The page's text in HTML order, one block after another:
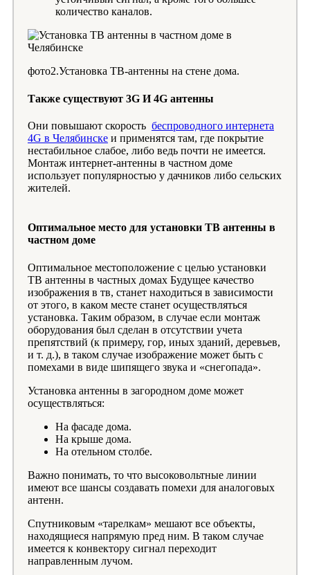
количество каналов.
фото2.Установка ТВ-антенны на стене дома.
Также существуют 3G И 4G антенны
Они повышают скорость беспроводного интернета
4G в Челябинске и применятся там, где покрытие
нестабильное слабое, либо ведь почти не имеется.
Монтаж интернет-антенны в частном доме
использует популярностью у дачников либо сельских
жителей.
Оптимальное место для установки ТВ антенны в
частном доме
Оптимальное местоположение с целью установки
ТВ антенны в частных домах Будущее качество
изображения в тв, станет находиться в зависимости
от этого, в каком месте станет осуществляться
установка. Таким образом, в случае если монтаж
оборудования был сделан в отсутствии учета
препятствий (к примеру, гор, иных зданий, деревьев,
и т. д.), в таком случае изображение может быть с
помехами в виде шипящего звука и «снегопада».
Установка антенны в загородном доме может
осуществляться:
На фасаде дома.
На крыше дома.
На отельном столбе.
Важно понимать, то что высоковольтные линии
имеют все шансы создавать помехи для аналоговых
антенн.
Спутниковым «тарелкам» мешают все объекты,
находящиеся напрямую пред ним. В таком случае
имеется к конвектору сигнал переходит
направленным лучом.